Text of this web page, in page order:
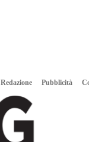
Redazione Pubblicità